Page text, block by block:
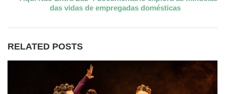
das vidas de empregadas domésticas
RELATED POSTS